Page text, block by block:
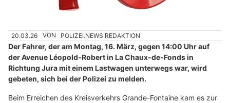
20.03.26 VON POLIZEI.NEWS REDAKTION
Der Fahrer, der am Montag, 16. März, gegen 14:00 Uhr auf
der Avenue Léopold-Robert in La Chaux-de-Fonds in
Richtung Jura mit einem Lastwagen unterwegs war, wird
gebeten, sich bei der Polizei zu melden.
Beim Erreichen des Kreisverkehrs Grande-Fontaine kam es zur